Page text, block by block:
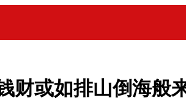
财或如排山倒海般